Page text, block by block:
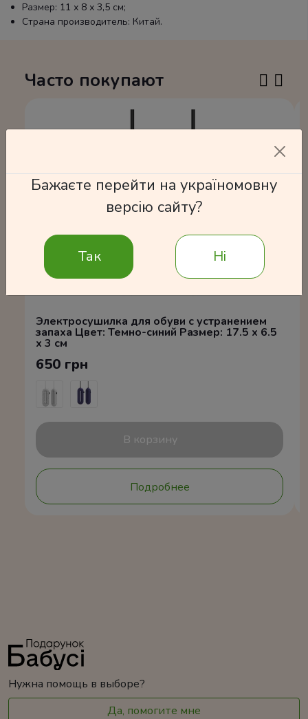
Размер: 11 х 8 х 3,5 см;
Страна производитель: Китай.
Часто покупают
Электросушилка для обуви с устранением
запаха Цвет: Темно-синий Размер: 17.5 x 6.5
x 3 см
650 грн
В корзину
Подробнее
Нужна помощь в выборе?
Да, помогите мне
Бажаєте перейти на україномовну
версію сайту?
Так Ні